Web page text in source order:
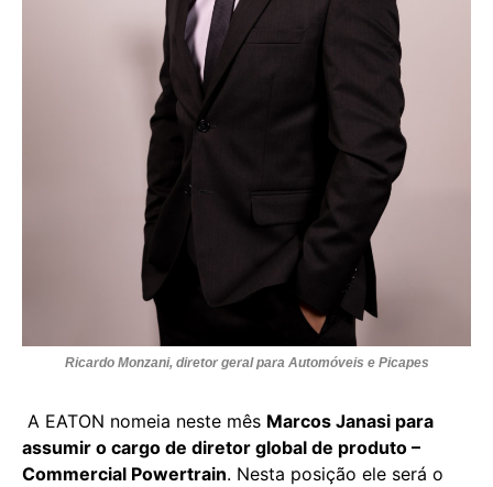
Ricardo Monzani, diretor geral para Automóveis e Picapes
A EATON nomeia neste mês Marcos Janasi para
assumir o cargo de diretor global de produto –
Commercial Powertrain. Nesta posição ele será o